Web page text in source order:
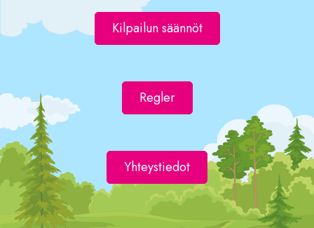
Kilpailun säännöt
Regler
Yhteystiedot